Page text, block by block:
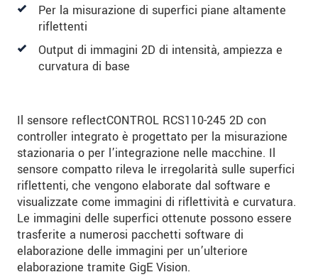
Per la misurazione di superfici piane altamente
riflettenti
Output di immagini 2D di intensità, ampiezza e
curvatura di base
Il sensore reflectCONTROL RCS110-245 2D con
controller integrato è progettato per la misurazione
stazionaria o per l’integrazione nelle macchine. Il
sensore compatto rileva le irregolarità sulle superfici
riflettenti, che vengono elaborate dal software e
visualizzate come immagini di riflettività e curvatura.
Le immagini delle superfici ottenute possono essere
trasferite a numerosi pacchetti software di
elaborazione delle immagini per un’ulteriore
elaborazione tramite GigE Vision.